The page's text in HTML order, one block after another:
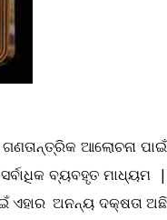
ଆଲୋଚନା ପାଇଁ
ବ୍ୟବହୃତ ମାଧ୍ୟମ |
ଏହାର ଅନନ୍ୟ ଦକ୍ଷତା ଅଛି